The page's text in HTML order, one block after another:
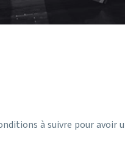
à suivre pour avoir